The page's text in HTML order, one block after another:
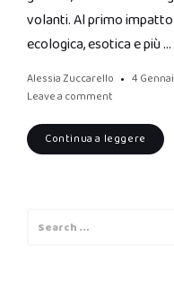
volanti. Al primo
ecologica, esotica e più …
Alessia Zuccarello 4
Leave a comment
Continua a leggere
for: